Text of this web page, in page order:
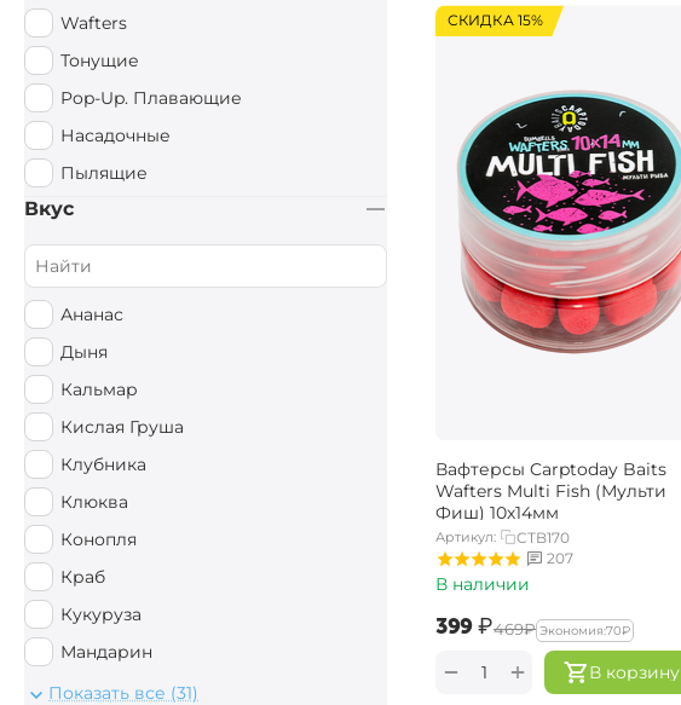
СКИДКА 15%
Вафтерсы Carptoday Baits
Wafters Multi Fish (Мульти
Фиш) 10х14мм
Артикул:
CTB170
207
В наличии
‍399‍₽‍469‍₽ Экономия:‍70‍₽
В корзину
+
−
Wafters
Тонущие
Pop-Up. Плавающие
Насадочные
Пылящие
Вкус
Ананас
Дыня
Кальмар
Кислая Груша
Клубника
Клюква
Конопля
Краб
Кукуруза
Мандарин
Монстр Краб
Показать все (31)